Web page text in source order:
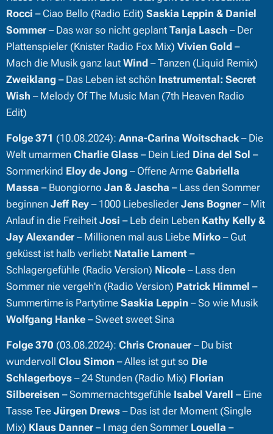
Rocci – Ciao Bello (Radio Edit) Saskia Leppin & Daniel
Sommer – Das war so nicht geplant Tanja Lasch – Der
Plattenspieler (Knister Radio Fox Mix) Vivien Gold –
Mach die Musik ganz laut Wind – Tanzen (Liquid Remix)
Zweiklang – Das Leben ist schön Instrumental: Secret
Wish – Melody Of The Music Man (7th Heaven Radio
Edit)
Folge 371 (10.08.2024): Anna-Carina Woitschack– Die
Welt umarmen Charlie Glass – Dein Lied Dina del Sol –
Sommerkind Eloy de Jong – Offene Arme Gabriella
Massa – Buongiorno Jan & Jascha – Lass den Sommer
beginnen Jeff Rey – 1000 Liebeslieder Jens Bogner – Mit
Anlauf in die Freiheit Josi – Leb dein Leben Kathy Kelly &
Jay Alexander – Millionen mal aus Liebe Mirko – Gut
geküsst ist halb verliebt Natalie Lament –
Schlagergefühle (Radio Version) Nicole – Lass den
Sommer nie vergeh'n (Radio Version) Patrick Himmel –
Summertime is Partytime Saskia Leppin – So wie Musik
Wolfgang Hanke – Sweet sweet Sina
Folge 370 (03.08.2024): Chris Cronauer – Du bist
wundervoll Clou Simon – Alles ist gut so Die
Schlagerboys – 24 Stunden (Radio Mix) Florian
Silbereisen – Sommernachtsgefühle Isabel Varell – Eine
Tasse Tee Jürgen Drews – Das ist der Moment (Single
Mix) Klaus Danner – I mag den Sommer Louella –